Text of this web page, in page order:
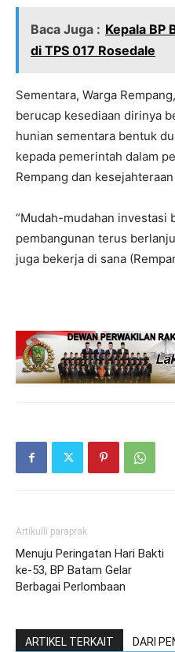
Baca Juga : Kepala BP
di TPS 017 Rosedale
Sementara, Warga
berucap kesediaan dirinya
hunian sementara bentuk
kepada pemerintah dalam
Rempang dan
“Mudah-mudahan investasi
pembangunan terus
juga bekerja di sana
Artikulli paraprak
Menuju Peringatan Hari Bakti
ke-53, BP Batam Gelar
Berbagai Perlombaan
ARTIKEL TERKAIT DARI